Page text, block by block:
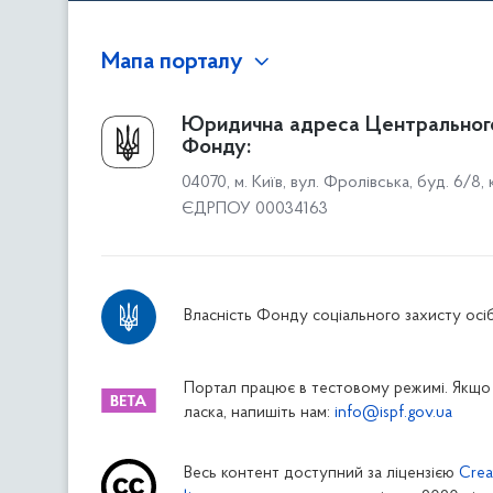
Мапа порталу
Про Фонд
Керівництво
Структура Фонду
Територіальні відділення
Дніпропетровське відділення
Житомирське відділення
Закарпатське відділення
Запорізьке відділення
Юридична адреса
Фонду:
04070, м. Київ, вул. Фролівська, буд. 6/8,
ЄДРПОУ 00034163
Власність Фонду соціального захисту осіб
Портал працює в тестовому режимі. Якщо
ласка, напишіть нам: info@ispf.gov.ua
Весь контент доступний за ліцензією